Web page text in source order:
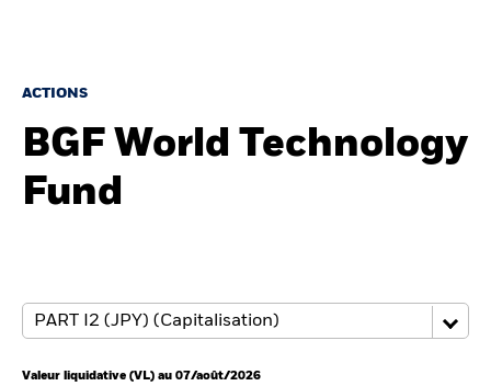
France
BlackRock
Notre société
ACTIONS
BGF World Technology
Fund
Valeur liquidative (VL) au 07/août/2026